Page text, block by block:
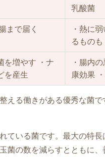
乳酸菌
まで届く
・熱に
るものも
を増やす ・ナ
を産生
・腸内
康効果
える働きがある優秀な菌
ている菌です。最大の特長
菌の数を減らすとともに